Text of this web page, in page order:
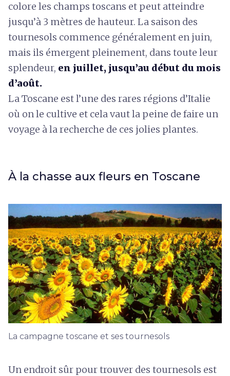
colore les champs toscans et peut atteindre
jusqu’à 3 mètres de hauteur. La saison des
tournesols commence généralement en juin,
mais ils émergent pleinement, dans toute leur
splendeur, en juillet, jusqu’au début du mois
d’août.
La Toscane est l’une des rares régions d’Italie
où on le cultive et cela vaut la peine de faire un
voyage à la recherche de ces jolies plantes.
À la chasse aux fleurs en Toscane
La campagne toscane et ses tournesols
Un endroit sûr pour trouver des tournesols est